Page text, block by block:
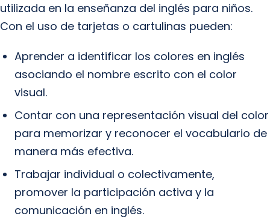
utilizada en la enseñanza del inglés para niños.
Con el uso de tarjetas o cartulinas pueden:
Aprender a identificar los colores en inglés
asociando el nombre escrito con el color
visual.
Contar con una representación visual del color
para memorizar y reconocer el vocabulario de
manera más efectiva.
Trabajar individual o colectivamente,
promover la participación activa y la
comunicación en inglés.